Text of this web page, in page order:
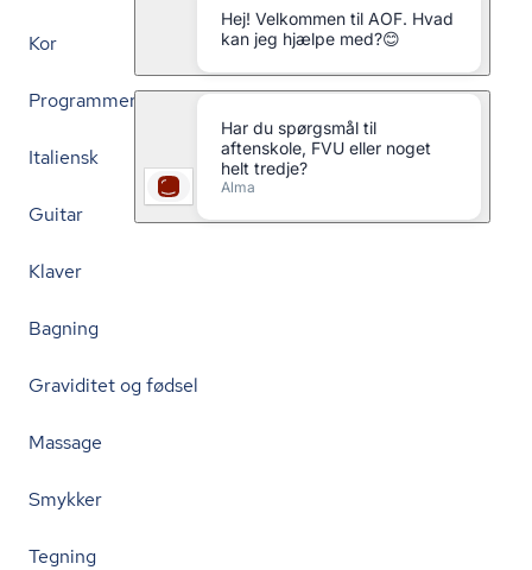
Kor
Programmering
Italiensk
Guitar
Klaver
Bagning
Graviditet og fødsel
Massage
Smykker
Tegning